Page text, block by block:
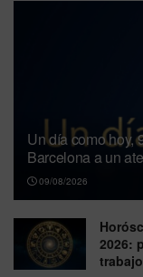
Un día como hoy,
Barcelona a un
09/08/2026
2026:
trabajo